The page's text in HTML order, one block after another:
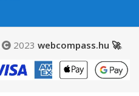
2023 webcompass.hu 🚀.